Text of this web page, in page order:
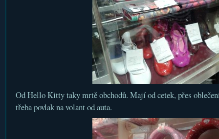
Od Hello Kitty taky mrtě obchodů. Mají od cetek, přes
třeba povlak na volant od auta.